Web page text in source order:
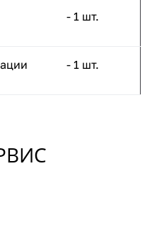
- 1 шт.
- 1 шт.